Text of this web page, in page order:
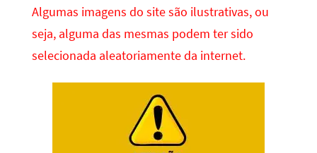
Algumas imagens do site são ilustrativas, ou
seja, alguma das mesmas podem ter sido
selecionada aleatoriamente da internet.